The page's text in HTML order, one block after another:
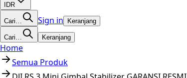
IDR
Cari… Sign in Keranjang
Cari… Keranjang
Home
Semua Produk